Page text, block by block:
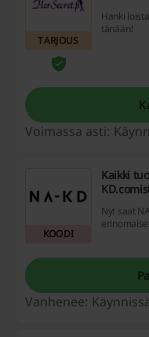
TARJOUS
Hanki
tänään!
Voimassa asti:
KOODI
Kaikki
Nyt saat
Vanhenee: